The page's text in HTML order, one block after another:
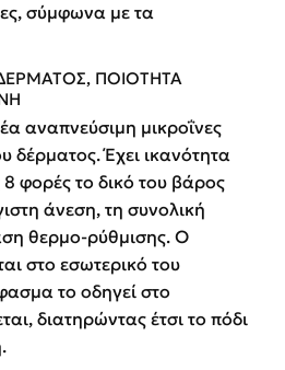
σύμφωνα με τα
ΠΟΙΟΤΗΤΑ
αναπνεύσιμη μικροΐνες
δέρματος. Έχει ικανότητα
φορές το δικό του βάρος
άνεση, τη συνολική
θερμο-ρύθμισης. Ο
στο εσωτερικό του
το οδηγεί στο
διατηρώντας έτσι το πόδι